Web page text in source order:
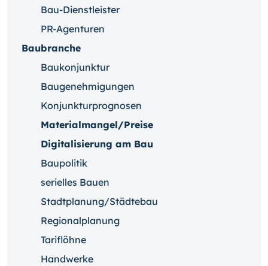
Bau-Dienstleister
PR-Agenturen
Baubranche
Baukonjunktur
Baugenehmigungen
Konjunkturprognosen
Materialmangel/Preise
Digitalisierung am Bau
Baupolitik
serielles Bauen
Stadtplanung/Städtebau
Regionalplanung
Tariflöhne
Handwerke